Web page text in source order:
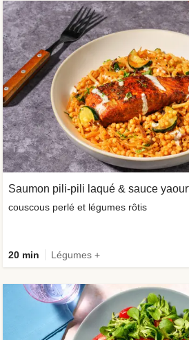
Saumon pili-pili laqué & sauce
couscous perlé et légumes rôtis
20 min Légumes +